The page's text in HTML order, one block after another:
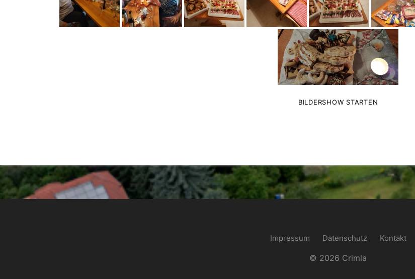
BILDERSHOW STARTEN
Impressum Datenschutz Kontakt
© 2026 Crimla